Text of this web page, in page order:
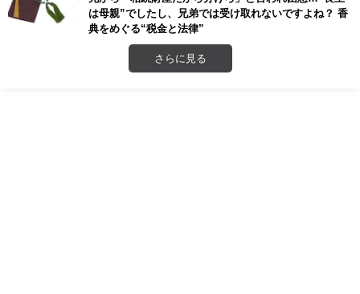
は母親”でしたし、兄弟では受け取れないですよね？ 香
典をめぐる“税金と法律”
さらに見る